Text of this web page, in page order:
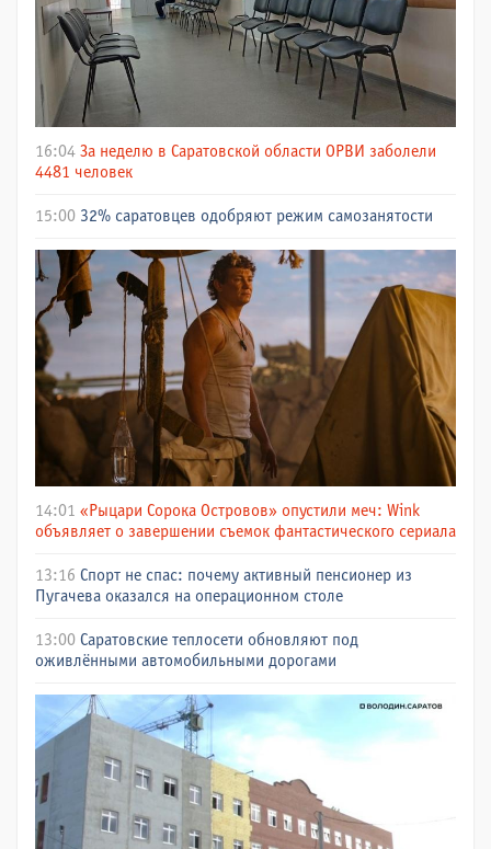
16:04 За неделю в Саратовской области ОРВИ заболели
4481 человек
15:00 32% саратовцев одобряют режим самозанятости
14:01 «Рыцари Сорока Островов» опустили меч: Wink
объявляет о завершении съемок фантастического сериала
13:16 Спорт не спас: почему активный пенсионер из
Пугачева оказался на операционном столе
13:00 Саратовские теплосети обновляют под
оживлёнными автомобильными дорогами